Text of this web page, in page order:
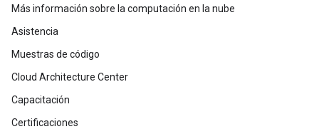
Más información sobre la computación en la nube
Asistencia
Muestras de código
Cloud Architecture Center
Capacitación
Certificaciones